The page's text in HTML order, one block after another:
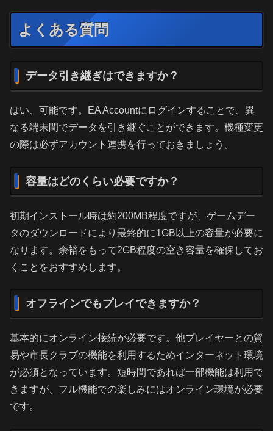
よくある質問
データ引き継ぎはできますか？
はい、可能です。EA Accountにログインすることで、異
なる端末間でデータを引き継ぐことができます。機種変更
の際は必ずアカウント連携を行っておきましょう。
容量はどのくらい必要ですか？
初期インストール時は約200MB程度ですが、ゲームデー
タのダウンロードにより最終的に1GB以上の容量が必要に
なります。余裕をもって2GB程度の空き容量を確保してお
くことをおすすめします。
オフラインでもプレイできますか？
基本的にオンライン接続が必要です。他プレイヤーとの貿
易や市長クラブの機能を利用するためインターネット環境
が必須となっています。短時間であれば一部機能は利用で
きますが、フル機能での楽しみにはオンライン環境が必要
です。